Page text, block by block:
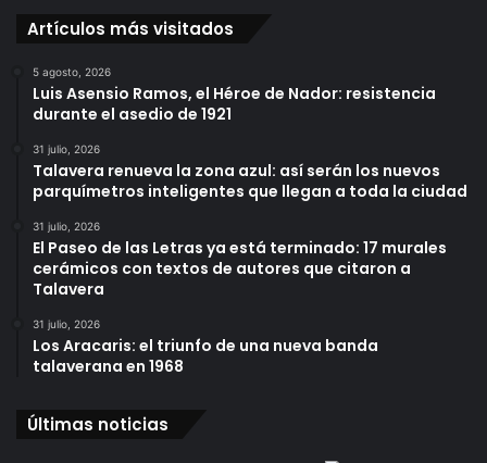
Artículos más visitados
5 agosto, 2026
Luis Asensio Ramos, el Héroe de Nador: resistencia
durante el asedio de 1921
31 julio, 2026
Talavera renueva la zona azul: así serán los nuevos
parquímetros inteligentes que llegan a toda la ciudad
31 julio, 2026
El Paseo de las Letras ya está terminado: 17 murales
cerámicos con textos de autores que citaron a
Talavera
31 julio, 2026
Los Aracaris: el triunfo de una nueva banda
talaverana en 1968
Últimas noticias